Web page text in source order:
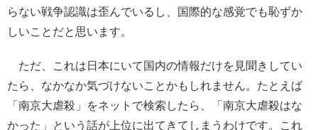
らない戦争認識は歪んでいるし、国際的な感覚でも恥ずか
しいことだと思います。
ただ、これは日本にいて国内の情報だけを見聞きしてい
たら、なかなか気づけないことかもしれません。たとえば
「南京大虐殺」をネットで検索したら、「南京大虐殺はな
かった」という話が上位に出てきてしまうわけです。これ